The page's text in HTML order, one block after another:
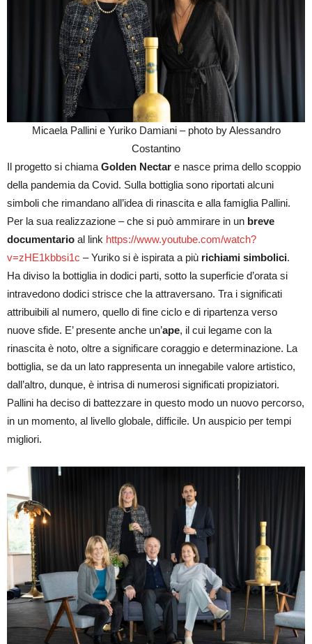
Micaela Pallini e Yuriko Damiani – photo by Alessandro
Costantino
Il progetto si chiama Golden Nectar e nasce prima dello scoppio
della pandemia da Covid. Sulla bottiglia sono riportati alcuni
simboli che rimandano all’idea di rinascita e alla famiglia Pallini.
Per la sua realizzazione – che si può ammirare in un breve
documentario al link https://www.youtube.com/watch?
v=zHE1kbbsi1c – Yuriko si è ispirata a più richiami simbolici.
Ha diviso la bottiglia in dodici parti, sotto la superficie d’orata si
intravedono dodici strisce che la attraversano. Tra i significati
attribuibili al numero, quello di fine ciclo e di ripartenza verso
nuove sfide. E’ presente anche un’ape, il cui legame con la
rinascita è noto, oltre a significare coraggio e determinazione. La
bottiglia, se da un lato rappresenta un innegabile valore artistico,
dall’altro, dunque, è intrisa di numerosi significati propiziatori.
Pallini ha deciso di battezzare in questo modo un nuovo percorso,
in un momento, al livello globale, difficile. Un auspicio per tempi
migliori.